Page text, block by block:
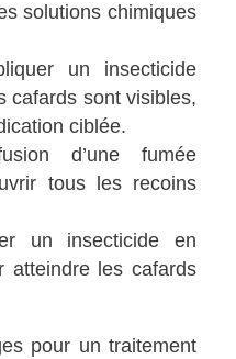
solutions chimiques
un insecticide
cafards sont visibles,
ciblée.
d’une fumée
tous les recoins
un insecticide en
atteindre les cafards
pour un traitement